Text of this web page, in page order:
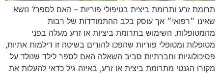
תרומת זרע ותרומת ביצית בטיפולי פוריות – האם לספר? נושא
שאינו ״רפואי״ אך עוסק בלב ההתמודדות של רבות
מהמטופלות. השימוש בתרומת ביציות או זרע מעלה בפני
מטופלות ומטופלי פוריות שהפכו להורים בשיטה זו דילמות אתיות,
פסיכולוגיות וחברתיות סביב השאלה האם לספר לילד שנולד על
מקורו הגנטי מתרומת ביצית או זרע, באיזה גיל כדאי להעלות את